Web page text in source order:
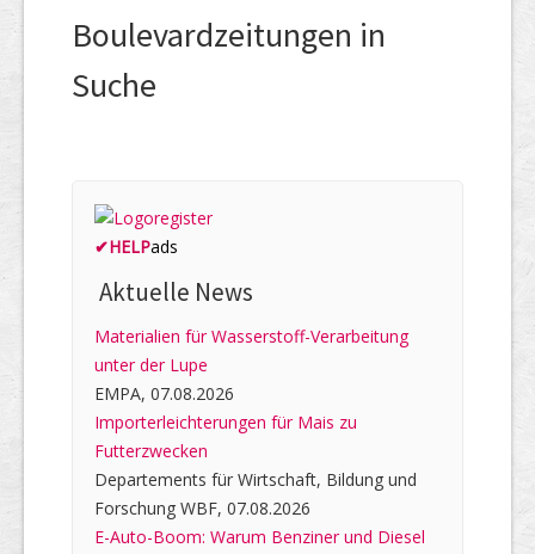
Boulevardzeitungen in
Suche
✔HELPads
Aktuelle News
Materialien für Wasserstoff-Verarbeitung
unter der Lupe
EMPA, 07.08.2026
Importerleichterungen für Mais zu
Futterzwecken
Departements für Wirtschaft, Bildung und
Forschung WBF, 07.08.2026
E-Auto-Boom: Warum Benziner und Diesel